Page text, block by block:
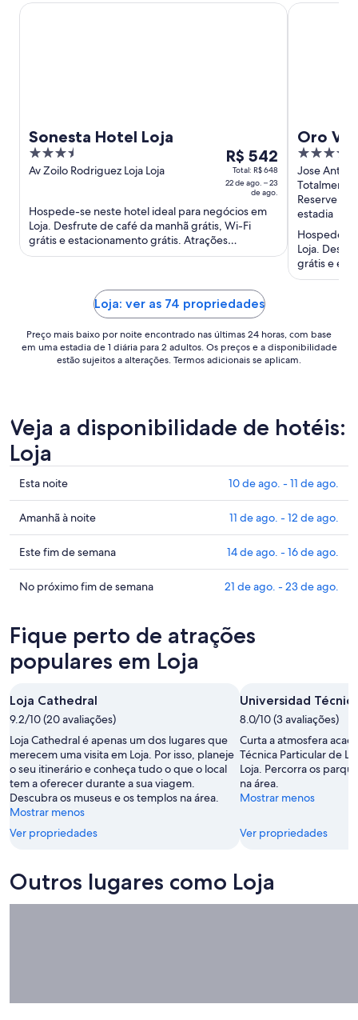
Sonesta Hotel Loja
3.5
out
5
Av Zoilo Rodriguez Loja Loja
O
preço
é
de
R$ 542
por
diária
uma
estadia
de
22
de
de
ago..
R$ 542
Total: R$ 648
22 de ago. – 23
de ago.
Hospede-se neste hotel ideal para negócios em
Loja. Desfrute de café da manhã grátis, Wi-Fi
grátis e estacionamento grátis. Atrações
populares como Plaza San ...
Sonesta Hotel Loja
Oro
3.5
out
of
5
Jose
Totalmente
Reserve
estadia
Hospede-
Loja.
grátis e
populares
Oro Verde
Loja: ver as 74 propriedades
Preço mais baixo por noite encontrado nas últimas 24 horas, com base
em uma estadia de 1 diária para 2 adultos. Os preços e a disponibilidade
estão sujeitos a alterações. Termos adicionais se aplicam.
Veja a disponibilidade de hotéis:
Loja
Confira
os
preços
em
Loja
para
esta
de
ago.
-
de
ago.
Esta noite 10 de ago. - 11 de ago.
Confira
os
preços
em
Loja
à
noite,
11
ago.
-
12
de
ago.
Amanhã à noite 11 de ago. - 12 de ago.
Confira
os
preços
para
este
fim
semana,
14
de
ago.
-
16
de
ago.
Este fim de semana 14 de ago. - 16 de ago.
Confira
em
Loja
para
próximo
fim
de
semana,
21
de
ago.
-
23
ago.
No próximo fim de semana 21 de ago. - 23 de ago.
Fique perto de atrações
populares em Loja
Loja Cathedral
9.2/10 (20 avaliações)
Loja Cathedral é apenas um dos lugares que
merecem uma visita em Loja. Por isso, planeje
o seu itinerário e conheça tudo o que o local
tem a oferecer durante a sua viagem.
Descubra os museus e os templos na área.
Mostrar menos
Ver propriedades
Universidad
8.0/10 (3 avaliações)
Curta a atmosfera
Técnica Particular de
Loja. Percorra os
na área.
Mostrar menos
Ver propriedades
Outros lugares como Loja